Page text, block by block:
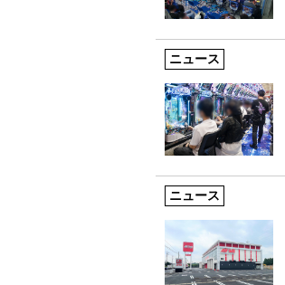
ニュース
ニュース